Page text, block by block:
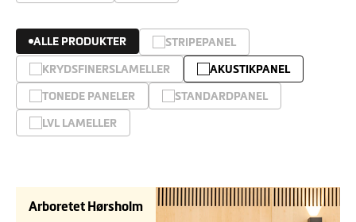
ALLE PRODUKTER
STRIPEPANEL
KRYDSFINERSLAMELLER
AKUSTIKPANEL
TONEDE PANELER
STANDARDPANEL
LVL LAMELLER
Arboretet Hørsholm